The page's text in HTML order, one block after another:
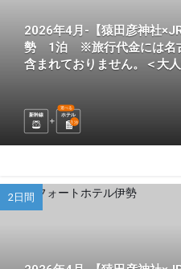
2026年4月-【猿田彦神社
勢 1泊 ※旅行代金には名
含まれておりません。＜大
新幹線 ホテル
選べる
1 泊
2日間